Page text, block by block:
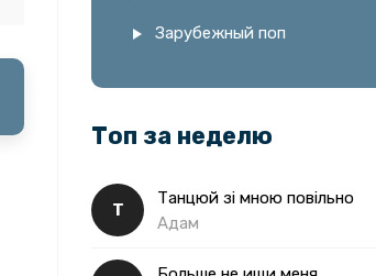
Зарубежный поп
Топ за неделю
Т
Танцюй зі мною повільно
Адам